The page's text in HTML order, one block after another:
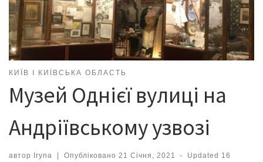
КИЇВ І КИЇВСЬКА ОБЛАСТЬ
Музей Однієї вулиці на
Андріївському узвозі
автор Iryna Опубліковано 21 Січня, 2021 - Updated 16